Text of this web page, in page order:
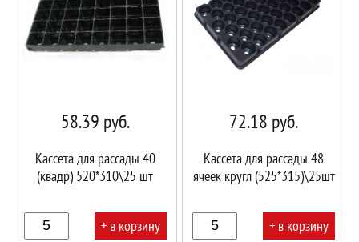
58.39 руб.
Кассета для рассады 40
(квадр) 520*310\25 шт
+ в корзину
72.18 руб.
Кассета для рассады 48
ячеек кругл (525*315)\25шт
+ в корзину